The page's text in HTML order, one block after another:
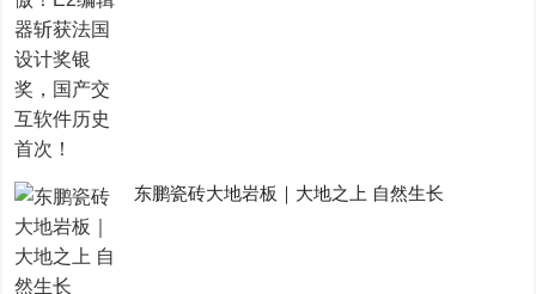
东鹏瓷砖大地岩板｜大地之上 自然生长